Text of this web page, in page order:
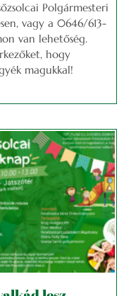
Polgármesteri
vagy a 0646/613-
van lehetőség.
hogy
magukkal!